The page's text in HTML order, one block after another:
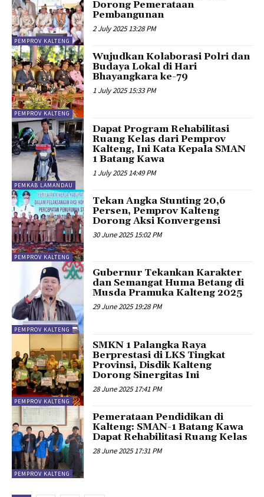
PEMPROV KALTENG
Dorong Pemerataan
Pembangunan
2 July 2025 13:28 PM
PEMPROV KALTENG
Wujudkan Kolaborasi Polri dan
Budaya Lokal di Hari
Bhayangkara ke-79
1 July 2025 15:33 PM
PEMKAB LAMANDAU
Dapat Program Rehabilitasi
Ruang Kelas dari Pemprov
Kalteng, Ini Kata Kepala SMAN
1 Batang Kawa
1 July 2025 14:49 PM
PEMPROV KALTENG
Tekan Angka Stunting 20,6
Persen, Pemprov Kalteng
Dorong Aksi Konvergensi
30 June 2025 15:02 PM
PEMPROV KALTENG
Gubernur Tekankan Karakter
dan Semangat Huma Betang di
Musda Pramuka Kalteng 2025
29 June 2025 19:28 PM
PEMPROV KALTENG
SMKN 1 Palangka Raya
Berprestasi di LKS Tingkat
Provinsi, Disdik Kalteng
Dorong Sinergitas Ini
28 June 2025 17:41 PM
PEMPROV KALTENG
Pemerataan Pendidikan di
Kalteng: SMAN-1 Batang Kawa
Dapat Rehabilitasi Ruang Kelas
28 June 2025 17:31 PM